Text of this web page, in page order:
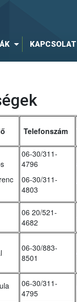
KAPCSOLAT
Telefonszám
06-30/311-
4796
06-30/311-
4803
06 20/521-
4682
06-30/883-
8501
06-30/311-
4795